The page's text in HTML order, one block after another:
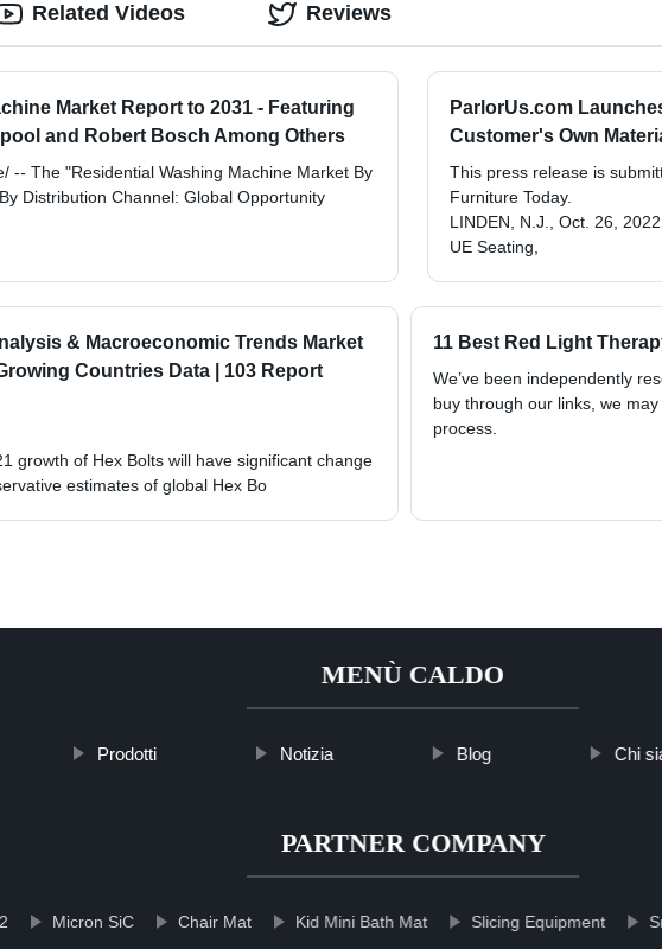
Market Report to 2031 - Featuring
and Robert Bosch Among Others
-- The "Residential Washing Machine Market By
Distribution Channel: Global Opportunity
ParlorUs.com
Customer's Own
This press release is
Furniture Today.
LINDEN, N.J., Oct. 26,
UE Seating,
& Macroeconomic Trends Market
Countries Data | 103 Report
growth of Hex Bolts will have significant change
estimates of global Hex Bo
11 Best Red Light
We’ve been independently
buy through our links, we
process.
Related Videos Reviews
MENÙ CALDO
Prodotti Notizia Blog Chi
PARTNER COMPANY
Micron SiC Chair Mat Kid Mini Bath Mat Slicing Equipment